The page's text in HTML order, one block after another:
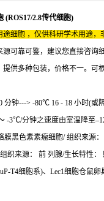
(ROS17/2.8传代细胞)
途细胞 ，仅供科研学术用途，
可靠可鉴，建议您直接咨询
供多种包装，价格不一。可
钟---> -80℃ 16 - 18 小时(或隔
-3℃/分钟之速度由室温降至
黑色素素瘤细胞/ 组织来源
织来源： 前 列腺/生长特性
T4细胞系)、Lec1细胞仓鼠卵